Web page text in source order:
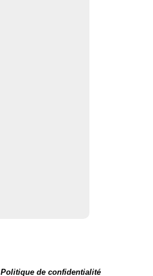
Politique de confidentialité